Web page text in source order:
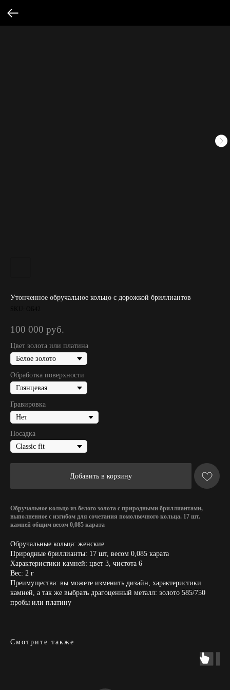
Утонченное обручальное кольцо с дорожкой бриллиантов
100 000 руб.
Цвет золота или платина
Обработка поверхности
Гравировка
Посадка
Добавить в корзину
Обручальное кольцо из белого золота с природными бриллиантами,
выполненное с изгибом для сочетания помолвочного кольца. 17 шт.
камней общим весом 0,085 карата
Обручальные кольца: женские
Природные бриллианты: 17 шт, весом 0,085 карата
Характеристики камней: цвет 3, чистота 6
Вес: 2 г
Преимущества: вы можете изменить дизайн, характеристики
камней, а так же выбрать драгоценный металл: золото 585/750
пробы или платину
Смотрите также